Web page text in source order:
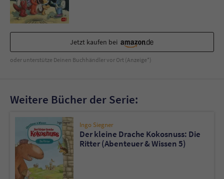
Jetzt kaufen bei
oder unterstütze Deinen Buchhändler vor Ort (Anzeige*)
Weitere Bücher der Serie:
Ingo Siegner
Der kleine Drache Kokosnuss: Die
Ritter (Abenteuer & Wissen 5)